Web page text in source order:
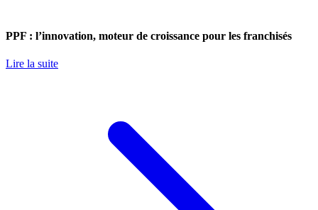
PPF : l’innovation, moteur de croissance pour les franchisés
Lire la suite